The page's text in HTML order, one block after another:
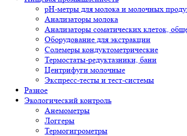
pH-метры для молока и молочных
Анализаторы молока
Анализаторы соматических клеток,
Оборудование для экстракции
Солемеры кондуктометрические
Термостаты-редуктазники, бани
Центрифуги молочные
Экспресс-тесты и тест-системы
Разное
Экологический контроль
Анемометры
Логгеры
Термогигрометры